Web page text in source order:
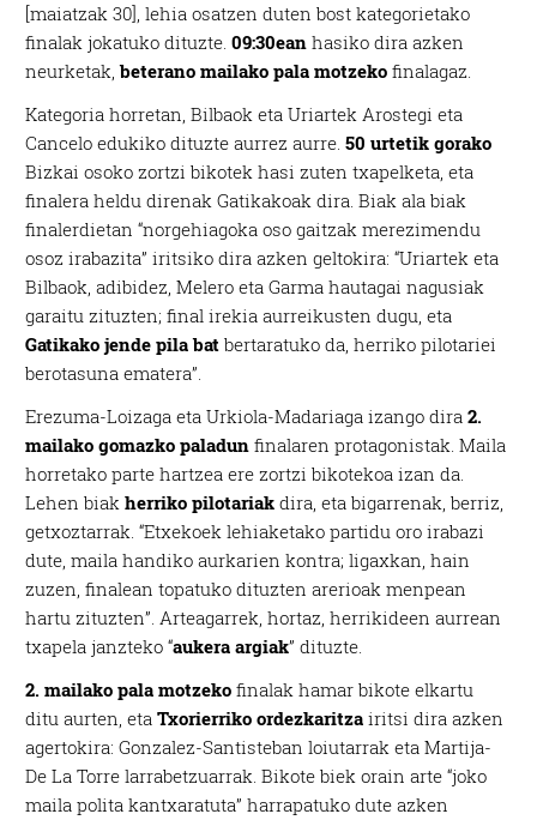
[maiatzak 30], lehia osatzen duten bost kategorietako
finalak jokatuko dituzte.09:30ean hasiko dira azken
neurketak, beterano mailako pala motzeko finalagaz.
Kategoria horretan, Bilbaok eta Uriartek Arostegi eta
Cancelo edukiko dituzte aurrez aurre. 50 urtetik gorako
Bizkai osoko zortzi bikotek hasi zuten txapelketa, eta
finalera heldu direnak Gatikakoak dira. Biak ala biak
finalerdietan “norgehiagoka oso gaitzak merezimendu
osoz irabazita” iritsiko dira azken geltokira: “Uriartek eta
Bilbaok, adibidez, Melero eta Garma hautagai nagusiak
garaitu zituzten; final irekia aurreikusten dugu, eta
Gatikako jende pila bat bertaratuko da, herriko pilotariei
berotasuna ematera”.
Erezuma-Loizaga eta Urkiola-Madariaga izango dira2.
mailako gomazko paladun finalaren protagonistak. Maila
horretako parte hartzea ere zortzi bikotekoa izan da.
Lehen biakherriko pilotariak dira, eta bigarrenak, berriz,
getxoztarrak. “Etxekoek lehiaketako partidu oro irabazi
dute, maila handiko aurkarien kontra; ligaxkan, hain
zuzen, finalean topatuko dituzten arerioak menpean
hartu zituzten”. Arteagarrek, hortaz, herrikideen aurrean
txapela janzteko “aukera argiak” dituzte.
2. mailako pala motzeko finalak hamar bikote elkartu
ditu aurten, etaTxorierriko ordezkaritza iritsi dira azken
agertokira: Gonzalez-Santisteban loiutarrak eta Martija-
De La Torre larrabetzuarrak. Bikote biek orain arte “joko
maila polita kantxaratuta” harrapatuko dute azken